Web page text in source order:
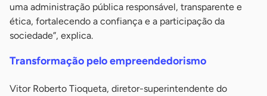
uma administração pública responsável, transparente e
ética, fortalecendo a confiança e a participação da
sociedade”, explica.
Transformação pelo empreendedorismo
Vitor Roberto Tioqueta, diretor-superintendente do